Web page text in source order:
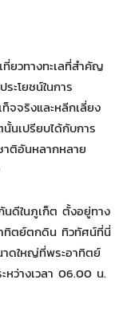
ยวทางทะเลที่สำคัญ
ะโยชน์ในการ
จจริงและหลีกเลี่ยง
นเปรียบได้กับการ
าติอันหลากหลาย
ดีในภูเก็ต ตั้งอยู่ทาง
าทิตย์ตกดิน ทิวทัศน์ที่นี่
าดใหญ่ที่พระอาทิตย์
หว่างเวลา 06.00 น.